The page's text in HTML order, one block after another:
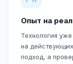
Опыт на
Технология
на
подход, а